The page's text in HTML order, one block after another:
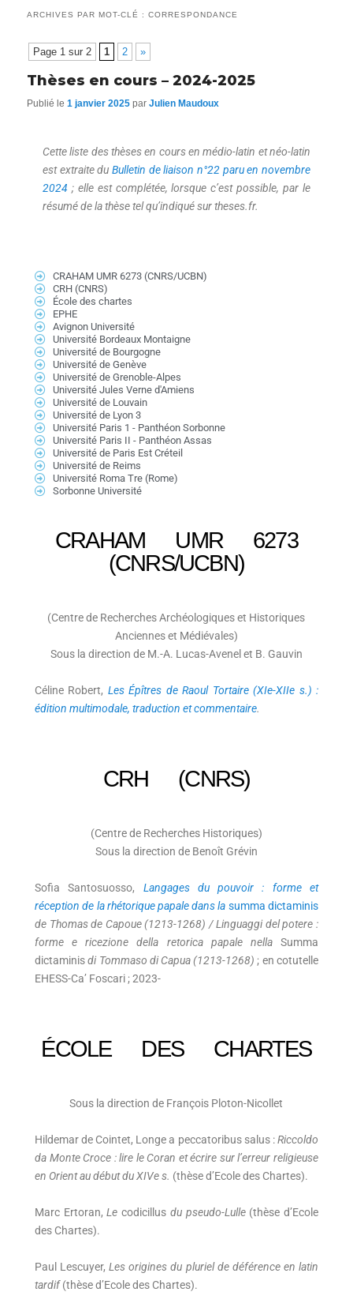
ARCHIVES PAR MOT-CLÉ :CORRESPONDANCE
Page 1 sur 2 1 2 »
Thèses en cours – 2024-2025
Publié le1 janvier 2025 parJulien Maudoux
Cette liste des thèses en cours en médio-latin et néo-latin
est extraite duBulletin de liaison n°22 paru en novembre
2024 ; elle est complétée, lorsque c’est possible, par le
résumé de la thèse tel qu’indiqué sur theses.fr.
CRAHAM UMR 6273 (CNRS/UCBN)
CRH (CNRS)
École des chartes
EPHE
Avignon Université
Université Bordeaux Montaigne
Université de Bourgogne
Université de Genève
Université de Grenoble-Alpes
Université Jules Verne d'Amiens
Université de Louvain
Université de Lyon 3
Université Paris 1 - Panthéon Sorbonne
Université Paris II - Panthéon Assas
Université de Paris Est Créteil
Université de Reims
Université Roma Tre (Rome)
Sorbonne Université
CRAHAM UMR 6273
(CNRS/UCBN)
(Centre de Recherches Archéologiques et Historiques
Anciennes et Médiévales)
Sous la direction de M.-A. Lucas-Avenel et B. Gauvin
Céline Robert, Les Épîtres de Raoul Tortaire (XIe-XIIe s.) :
édition multimodale, traduction et commentaire.
CRH (CNRS)
(Centre de Recherches Historiques)
Sous la direction de Benoît Grévin
Sofia Santosuosso, Langages du pouvoir : forme et
réception de la rhétorique papale dans la summa dictaminis
de Thomas de Capoue (1213-1268) / Linguaggi del potere :
forme e ricezione della retorica papale nella Summa
dictaminisdi Tommaso di Capua (1213-1268) ; en cotutelle
EHESS-Ca’ Foscari ; 2023-
ÉCOLE DES CHARTES
Sous la direction de François Ploton-Nicollet
Hildemar de Cointet, Longe a peccatoribus salus :Riccoldo
da Monte Croce : lire le Coran et écrire sur l’erreur religieuse
en Orient au début du XIVe s. (thèse d’Ecole des Chartes).
Marc Ertoran,Lecodicillus du pseudo-Lulle(thèse d’Ecole
des Chartes).
Paul Lescuyer,Les origines du pluriel de déférence en latin
tardif(thèse d’Ecole des Chartes).